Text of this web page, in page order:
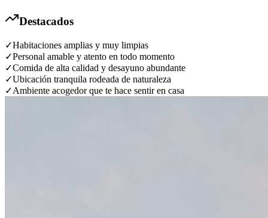
Destacados
✓Habitaciones amplias y muy limpias
✓Personal amable y atento en todo momento
✓Comida de alta calidad y desayuno abundante
✓Ubicación tranquila rodeada de naturaleza
✓Ambiente acogedor que te hace sentir en casa